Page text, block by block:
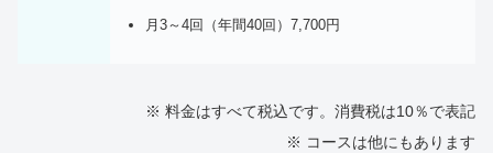
月3～4回（年間40回）7,700円
※ 料金はすべて税込です。消費税は10％で表記
※ コースは他にもあります